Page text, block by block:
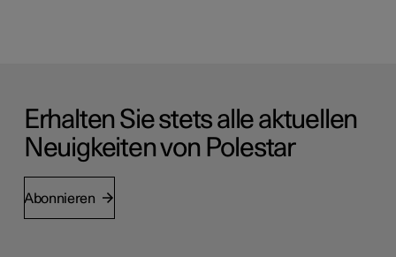
Erhalten Sie stets alle aktuellen
Neuigkeiten von Polestar
Abonnieren